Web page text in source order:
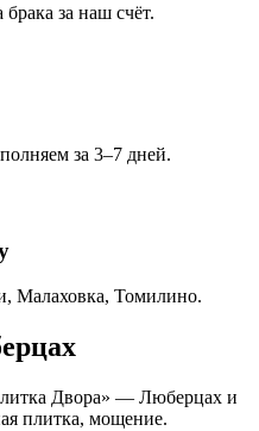
за наш счёт.
за 3–7 дней.
Малаховка, Томилино.
Двора» — Люберцах и
плитка, мощение.